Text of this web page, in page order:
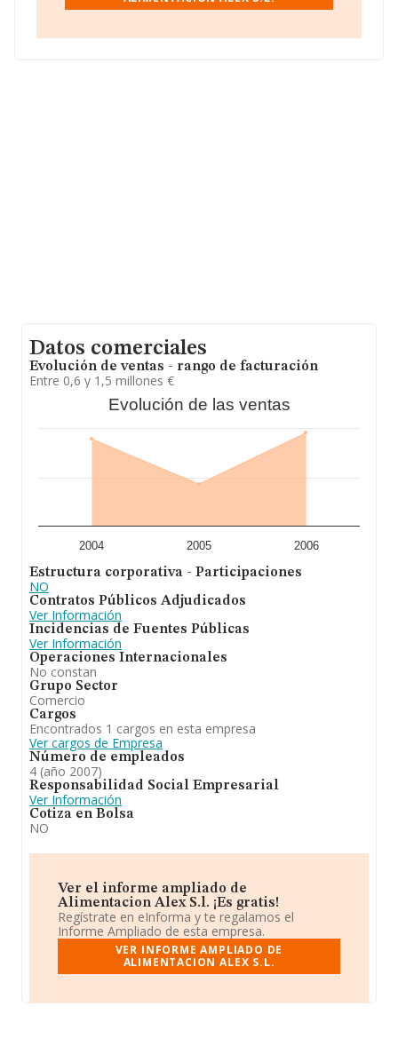
Con los datos a disposición de INFORMA sobre 21.791
ámbito nacional alcanza los 102.271 millones de euros y
Datos comerciales
Evolución de ventas - rango de facturación
Entre 0,6 y 1,5 millones €
Evolución de las ventas
2004 2005 2006
Estructura corporativa - Participaciones
NO
Contratos Públicos Adjudicados
Ver Información
Incidencias de Fuentes Públicas
Ver Información
Operaciones Internacionales
No constan
Grupo Sector
Comercio
Cargos
Encontrados 1 cargos en esta empresa
Ver cargos de Empresa
Número de empleados
4 (año 2007)
Responsabilidad Social Empresarial
Ver Información
Cotiza en Bolsa
NO
Ver el informe ampliado de
Alimentacion Alex S.l. ¡Es gratis!
Regístrate en eInforma y te regalamos el
Informe Ampliado de esta empresa.
VER INFORME AMPLIADO DE
ALIMENTACION ALEX S.L.